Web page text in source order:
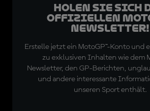
Holen Sie sich
offiziellen
Newsletter!
Erstelle jetzt ein MotoGP™-Konto und
zu exklusiven Inhalten wie dem
Newsletter, den GP-Berichten,
und andere interessante
unseren Sport enthält.